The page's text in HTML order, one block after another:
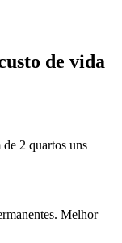
de vida
2 quartos uns
Melhor